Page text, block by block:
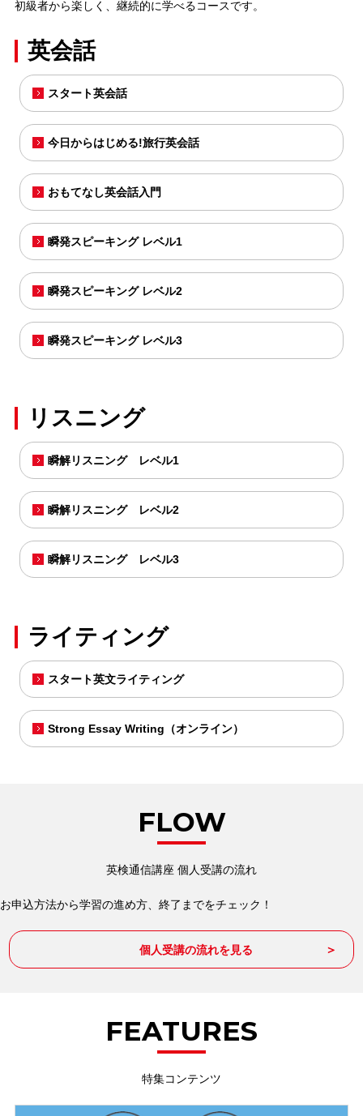
初級者から楽しく、継続的に学べるコースです。
英会話
スタート英会話
今日からはじめる!旅行英会話
おもてなし英会話入門
瞬発スピーキング レベル1
瞬発スピーキング レベル2
瞬発スピーキング レベル3
リスニング
瞬解リスニング レベル1
瞬解リスニング レベル2
瞬解リスニング レベル3
ライティング
スタート英文ライティング
Strong Essay Writing（オンライン）
FLOW
英検通信講座 個人受講の流れ
お申込方法から学習の進め方、終了までをチェック！
個人受講の流れを見る
FEATURES
特集コンテンツ